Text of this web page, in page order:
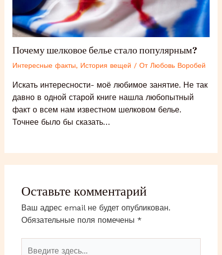
Почему шелковое белье стало популярным?
Интересные факты, История вещей / От Любовь Воробей
Искать интересности- моё любимое занятие. Не так
давно в одной старой книге нашла любопытный
факт о всем нам известном шелковом белье.
Точнее было бы сказать…
Оставьте комментарий
Ваш адрес email не будет опубликован.
Обязательные поля помечены *